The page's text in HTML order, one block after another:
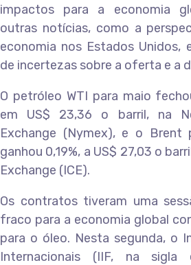
impactos para a economia
outras notícias, como a
economia nos Estados Unidos,
de incertezas sobre a oferta e a
O petróleo WTI para maio
em US$ 23,36 o barril, na
Exchange (Nymex), e o Brent
ganhou 0,19%, a US$ 27,03 o
Exchange (ICE).
Os contratos tiveram uma
fraco para a economia global
para o óleo. Nesta segunda, o
Internacionais (IIF, na sigla